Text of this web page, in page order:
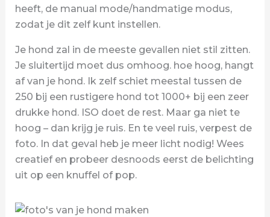
heeft, de manual mode/handmatige modus,
zodat je dit zelf kunt instellen.
Je hond zal in de meeste gevallen niet stil zitten.
Je sluitertijd moet dus omhoog. hoe hoog, hangt
af van je hond. Ik zelf schiet meestal tussen de
250 bij een rustigere hond tot 1000+ bij een zeer
drukke hond. ISO doet de rest. Maar ga niet te
hoog – dan krijg je ruis. En te veel ruis, verpest de
foto. In dat geval heb je meer licht nodig! Wees
creatief en probeer desnoods eerst de belichting
uit op een knuffel of pop.